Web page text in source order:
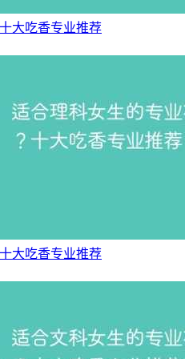
，主攻集成电路（芯片）设
重点扶持的“卡脖子”领域，
测试、工艺精准优化上优势明
业去向包括华为海思、中芯国
头，以及中科院、中电科等科
技术壁垒高、职业生命周期
融合，审美优势拉满、自
交叉专业，融合编程、图形图
VR/AR开发等内容，兼顾技
女生审美细腻、创意丰富、共
大吃香专业推荐
大吃香专业推荐